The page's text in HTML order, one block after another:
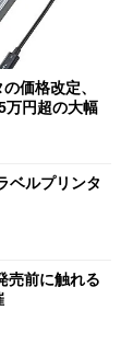
価格改定、
万円超の大幅
ベルプリンタ
売前に触れる